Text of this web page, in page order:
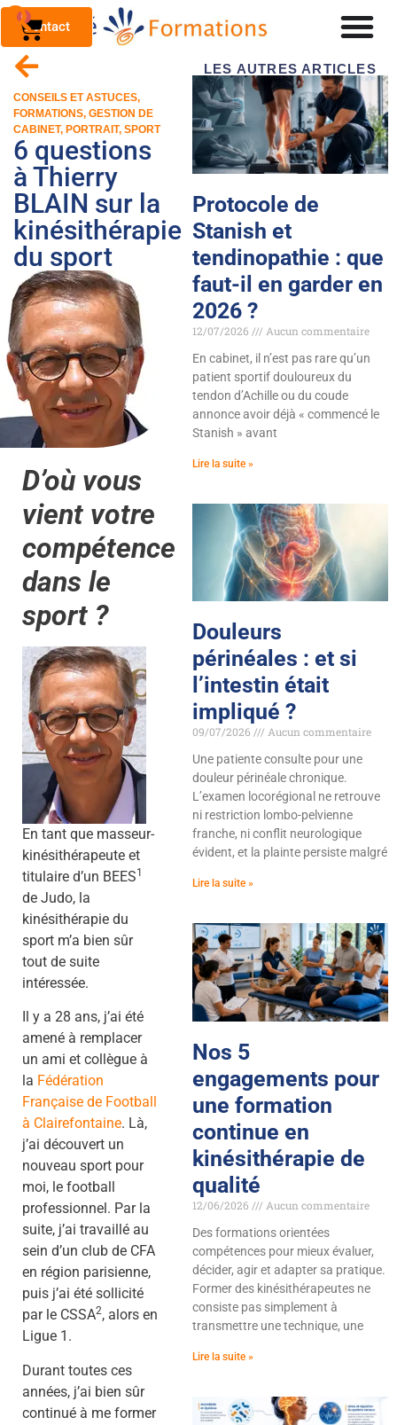
Contact
0
CONSEILS ET ASTUCES,
FORMATIONS, GESTION DE
CABINET, PORTRAIT, SPORT
6 questions
à Thierry
BLAIN sur la
kinésithérapie
du sport
D’où vous
vient votre
compétence
dans le
sport ?
En tant que masseur-
kinésithérapeute et
titulaire d’un BEES1
de Judo, la
kinésithérapie du
sport m’a bien sûr
tout de suite
intéressée.
Il y a 28 ans, j’ai été
amené à remplacer
un ami et collègue à
la Fédération
Française de Football
à Clairefontaine. Là,
j’ai découvert un
nouveau sport pour
moi, le football
professionnel. Par la
suite, j’ai travaillé au
sein d’un club de CFA
en région parisienne,
puis j’ai été sollicité
par le CSSA2, alors en
Ligue 1.
Durant toutes ces
années, j’ai bien sûr
continué à me former
LES AUTRES ARTICLES
Protocole de
Stanish et
tendinopathie : que
faut-il en garder en
2026 ?
12/07/2026
Aucun commentaire
En cabinet, il n’est pas rare qu’un
patient sportif douloureux du
tendon d’Achille ou du coude
annonce avoir déjà « commencé le
Stanish » avant
Lire la suite »
Douleurs
périnéales : et si
l’intestin était
impliqué ?
09/07/2026
Aucun commentaire
Une patiente consulte pour une
douleur périnéale chronique.
L’examen locorégional ne retrouve
ni restriction lombo-pelvienne
franche, ni conflit neurologique
évident, et la plainte persiste malgré
Lire la suite »
Nos 5
engagements pour
une formation
continue en
kinésithérapie de
qualité
12/06/2026
Aucun commentaire
Des formations orientées
compétences pour mieux évaluer,
décider, agir et adapter sa pratique.
Former des kinésithérapeutes ne
consiste pas simplement à
transmettre une technique, une
Lire la suite »